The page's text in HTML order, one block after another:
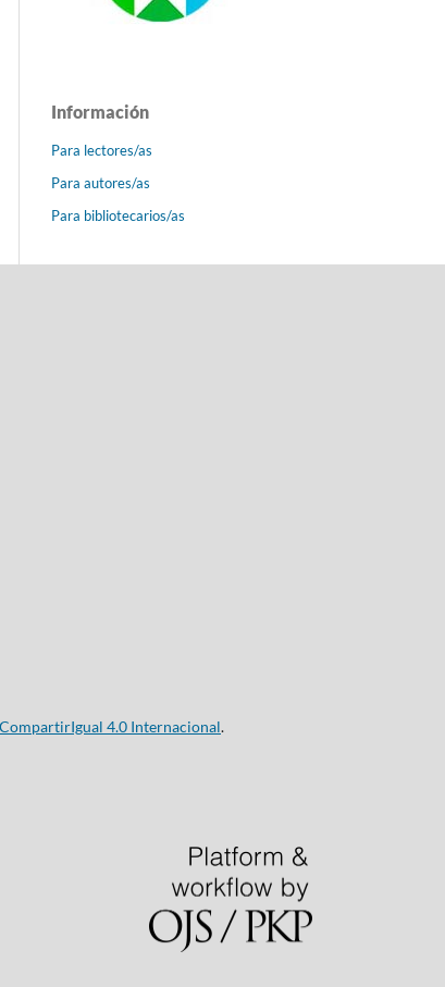
Información
Para lectores/as
Para autores/as
Para bibliotecarios/as
4.0 Internacional.